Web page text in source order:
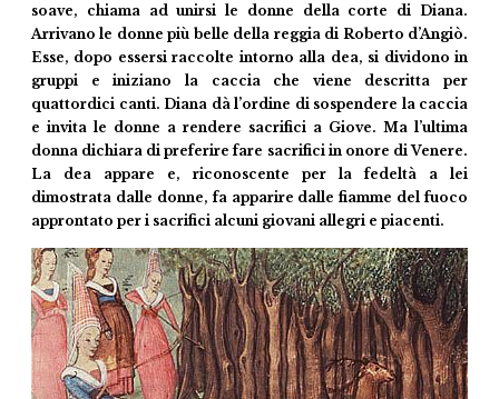
soave, chiama ad unirsi le donne della corte di Diana.
Arrivano le donne più belle della reggia di Roberto d’Angiò.
Esse, dopo essersi raccolte intorno alla dea, si dividono in
gruppi e iniziano la caccia che viene descritta per
quattordici canti. Diana dà l’ordine di sospendere la caccia
e invita le donne a rendere sacrifici a Giove. Ma l’ultima
donna dichiara di preferire fare sacrifici in onore di Venere.
La dea appare e, riconoscente per la fedeltà a lei
dimostrata dalle donne, fa apparire dalle fiamme del fuoco
approntato per i sacrifici alcuni giovani allegri e piacenti.